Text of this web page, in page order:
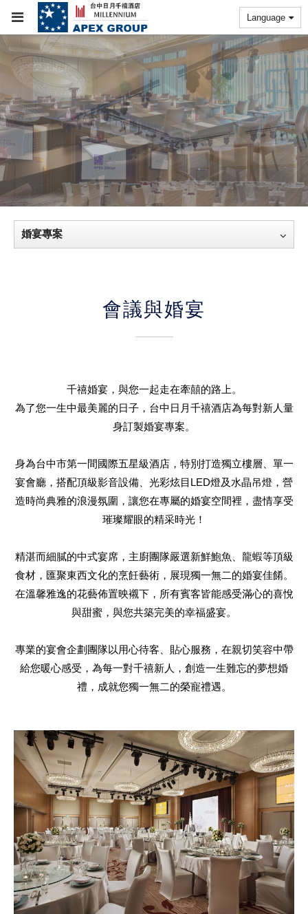
Language
婚宴專案
會議與婚宴
千禧婚宴，與您一起走在牽囍的路上。
為了您一生中最美麗的日子，台中日月千禧酒店為每對新人量
身訂製婚宴專案。
身為台中市第一間國際五星級酒店，特別打造獨立樓層、單一
宴會廳，搭配頂級影音設備、光彩炫目LED燈及水晶吊燈，營
造時尚典雅的浪漫氛圍，讓您在專屬的婚宴空間裡，盡情享受
璀璨耀眼的精采時光！
精湛而細膩的中式宴席，主廚團隊嚴選新鮮鮑魚、龍蝦等頂級
食材，匯聚東西文化的烹飪藝術，展現獨一無二的婚宴佳餚。
在溫馨雅逸的花藝佈置映襯下，所有賓客皆能感受滿心的喜悅
與甜蜜，與您共築完美的幸福盛宴。
專業的宴會企劃團隊以用心待客、貼心服務，在親切笑容中帶
給您暖心感受，為每一對千禧新人，創造一生難忘的夢想婚
禮，成就您獨一無二的榮寵禮遇。